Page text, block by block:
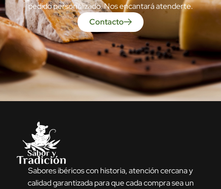
pedido personalizado. Nos encantará atenderte.
Contacto
Sabores ibéricos con historia, atención cercana y
calidad garantizada para que cada compra sea un